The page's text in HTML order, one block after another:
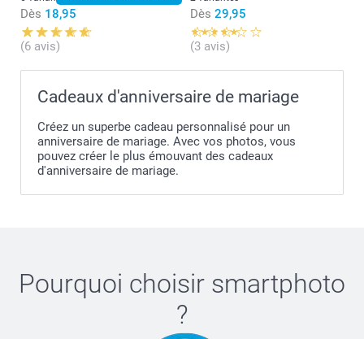
Dès 18,95
(6 avis)
Dès 29,95
(3 avis)
Cadeaux d'anniversaire de mariage
Créez un superbe cadeau personnalisé pour un
anniversaire de mariage. Avec vos photos, vous
pouvez créer le plus émouvant des cadeaux
d'anniversaire de mariage.
Pourquoi choisir smartphoto
?